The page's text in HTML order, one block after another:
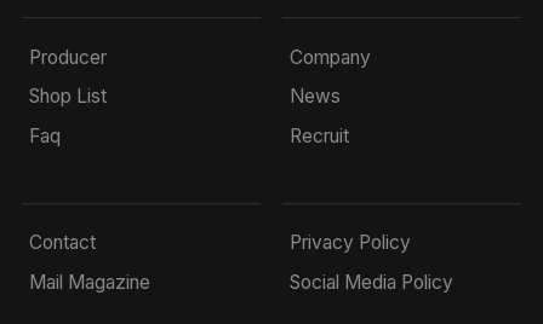
Producer
Shop List
Faq
Company
News
Recruit
Contact
Mail Magazine
Privacy Policy
Social Media Policy